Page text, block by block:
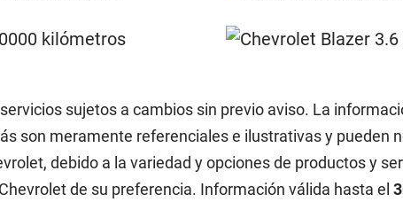
sujetos a cambios sin previo aviso. La
son meramente referenciales e ilustrativas y pueden
debido a la variedad y opciones de productos y
de su preferencia. Información válida hasta el